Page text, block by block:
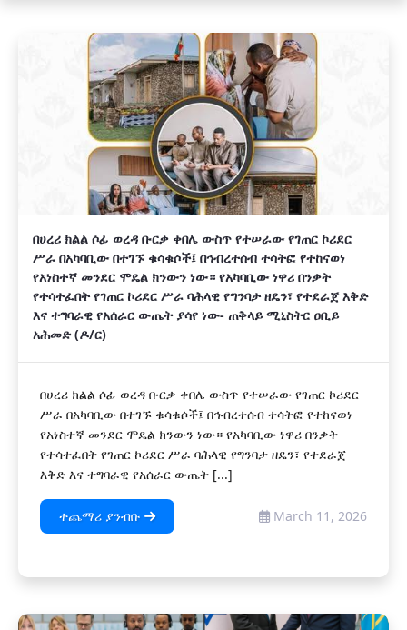
በሀረሪ ክልል ሶፊ ወረዳ ቡርቃ ቀበሌ ውስጥ የተሠራው የገጠር ኮሪደር
ሥራ በአካባቢው በተገኙ ቁሳቁሶች፤ በኅብረተሰብ ተሳትፎ የተከናወነ
የአነስተኛ መንደር ሞዴል ክንውን ነው። የአካባቢው ነዋሪ በንቃት
የተሳተፈበት የገጠር ኮሪደር ሥራ ባሕላዊ የግንባታ ዘዴን፣ የተደራጀ እቅድ
እና ተግባራዊ የአሰራር ውጤት ያሳየ ነው- ጠቅላይ ሚኒስትር ዐቢይ
አሕመድ (ዶ/ር)
በሀረሪ ክልል ሶፊ ወረዳ ቡርቃ ቀበሌ ውስጥ የተሠራው የገጠር ኮሪደር
ሥራ በአካባቢው በተገኙ ቁሳቁሶች፤ በኅብረተሰብ ተሳትፎ የተከናወነ
የአነስተኛ መንደር ሞዴል ክንውን ነው። የአካባቢው ነዋሪ በንቃት
የተሳተፈበት የገጠር ኮሪደር ሥራ ባሕላዊ የግንባታ ዘዴን፣ የተደራጀ
እቅድ እና ተግባራዊ የአሰራር ውጤት [...]
ተጨማሪ ያንብቡ March 11, 2026